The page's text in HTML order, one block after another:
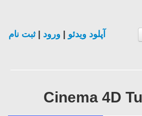
آپلود ویدئو ورود |ثبت نام
Cinema 4D